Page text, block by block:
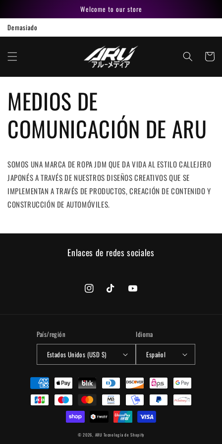
al contenido
Welcome to our store
Demasiado
Carrito
MEDIOS DE
COMUNICACIÓN DE ARU
SOMOS UNA MARCA DE ROPA JDM QUE DA VIDA AL ESTILO CALLEJERO
JAPONÉS A TRAVÉS DE NUESTROS DISEÑOS CREATIVOS QUE SE
IMPLEMENTAN A TRAVÉS DE PRODUCTOS, CREACIÓN DE CONTENIDO Y
CONSTRUCCIÓN DE AUTOMÓVILES.
Enlaces de redes sociales
InstagramTikTok YouTube
País/región
Estados Unidos (USD $)
Idioma
Español
Formas
pago
© 2026, ARUTecnología de Shopify